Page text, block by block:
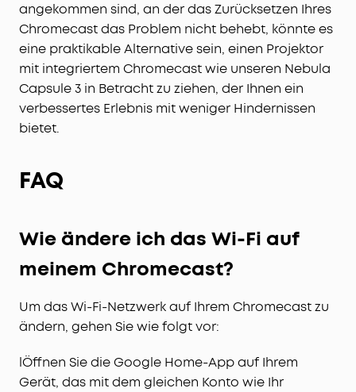
angekommen sind, an der das Zurücksetzen Ihres
Chromecast das Problem nicht behebt, könnte es
eine praktikable Alternative sein, einen Projektor
mit integriertem Chromecast wie unseren Nebula
Capsule 3 in Betracht zu ziehen, der Ihnen ein
verbessertes Erlebnis mit weniger Hindernissen
bietet.
FAQ
Wie ändere ich das Wi-Fi auf
meinem Chromecast?
Um das Wi-Fi-Netzwerk auf Ihrem Chromecast zu
ändern, gehen Sie wie folgt vor:
lÖffnen Sie die Google Home-App auf Ihrem
Gerät, das mit dem gleichen Konto wie Ihr